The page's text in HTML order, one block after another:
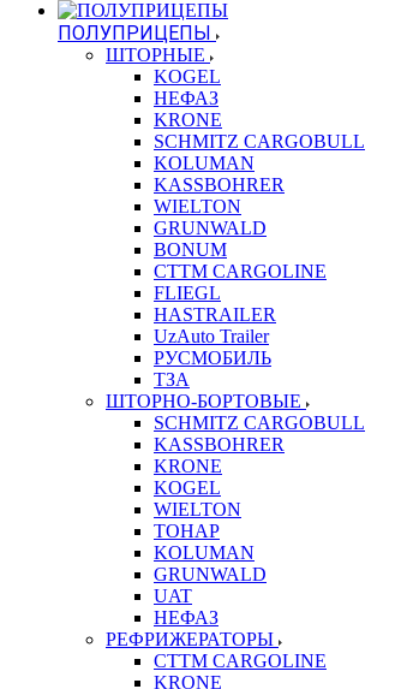
ПОЛУПРИЦЕПЫ
ШТОРНЫЕ
KOGEL
НЕФАЗ
KRONE
SCHMITZ CARGOBULL
KOLUMAN
KASSBOHRER
WIELTON
GRUNWALD
BONUM
CTTM CARGOLINE
FLIEGL
HASTRAILER
UzAuto Trailer
РУСМОБИЛЬ
ТЗА
ШТОРНО-БОРТОВЫЕ
SCHMITZ CARGOBULL
KASSBOHRER
KRONE
KOGEL
WIELTON
ТОНАР
KOLUMAN
GRUNWALD
UAT
НЕФАЗ
РЕФРИЖЕРАТОРЫ
CTTM CARGOLINE
KRONE